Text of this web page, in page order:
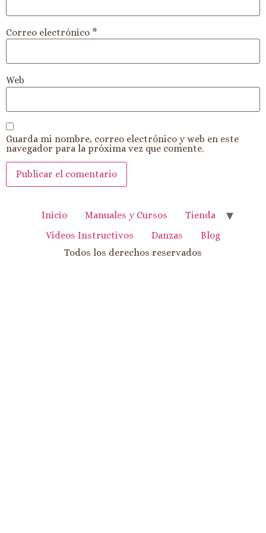
Correo electrónico *
Web
Guarda mi nombre, correo electrónico y web en este
navegador para la próxima vez que comente.
Inicio Manuales y Cursos
Tienda
Videos Instructivos
Danzas
Blog
Todos los derechos reservados